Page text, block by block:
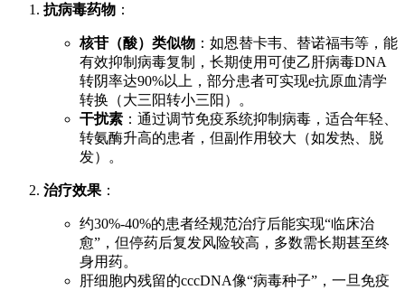
抗病毒药物 ：
核苷（酸）类似物 ：如恩替卡韦、替诺福韦等，能
有效抑制病毒复制，长期使用可使乙肝病毒DNA
转阴率达90%以上，部分患者可实现e抗原血清学
转换（大三阳转小三阳）。
干扰素 ：通过调节免疫系统抑制病毒，适合年轻、
转氨酶升高的患者，但副作用较大（如发热、脱
发）。
治疗效果 ：
约30%-40%的患者经规范治疗后能实现“临床治
愈”，但停药后复发风险较高，多数需长期甚至终
身用药。
肝细胞内残留的cccDNA像“病毒种子”，一旦免疫